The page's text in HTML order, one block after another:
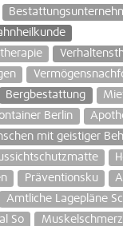
Bergbestattung
Berlin
mit geistiger
Präventionsku
Amtliche Lagepläne
So